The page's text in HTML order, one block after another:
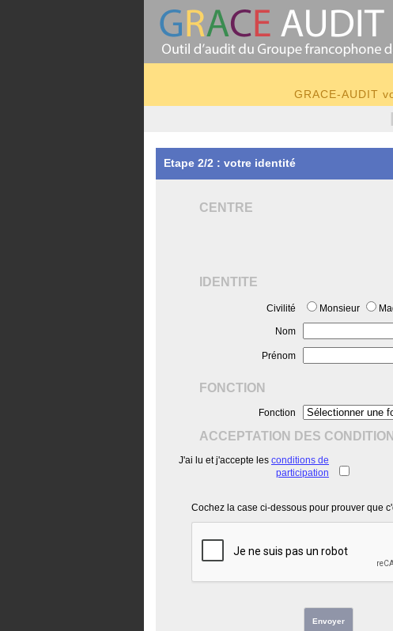
GRACE-AUDIT
Etape 2/2 : votre identité
CENTRE
IDENTITE
Civilité Monsieur
Nom
Prénom
FONCTION
Fonction
ACCEPTATION DES
J'ai lu et j'accepte les conditions de
participation
Cochez la case ci-dessous pour prouver que
Envoyer